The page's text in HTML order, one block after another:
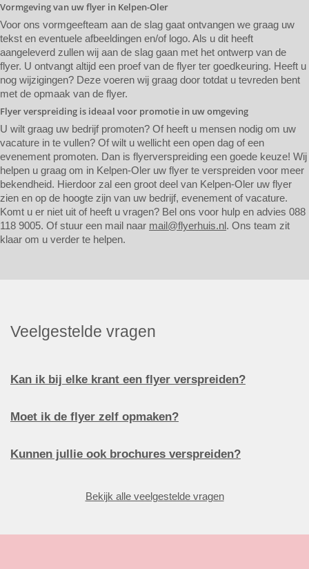
Vormgeving van uw flyer in Kelpen-Oler
Voor ons vormgeefteam aan de slag gaat ontvangen we graag uw
tekst en eventuele afbeeldingen en/of logo. Als u dit heeft
aangeleverd zullen wij aan de slag gaan met het ontwerp van de
flyer. U ontvangt altijd een proef van de flyer ter goedkeuring. Heeft u
nog wijzigingen? Deze voeren wij graag door totdat u tevreden bent
met de opmaak van de flyer.
Flyer verspreiding is ideaal voor promotie in uw omgeving
U wilt graag uw bedrijf promoten? Of heeft u mensen nodig om uw
vacature in te vullen? Of wilt u wellicht een open dag of een
evenement promoten. Dan is flyerverspreiding een goede keuze! Wij
helpen u graag om in Kelpen-Oler uw flyer te verspreiden voor meer
bekendheid. Hierdoor zal een groot deel van Kelpen-Oler uw flyer
zien en op de hoogte zijn van uw bedrijf, evenement of vacature.
Komt u er niet uit of heeft u vragen? Bel ons voor hulp en advies 088
118 9005. Of stuur een mail naar mail@flyerhuis.nl. Ons team zit
klaar om u verder te helpen.
Veelgestelde vragen
Kan ik bij elke krant een flyer verspreiden?
Moet ik de flyer zelf opmaken?
Kunnen jullie ook brochures verspreiden?
Bekijk alle veelgestelde vragen